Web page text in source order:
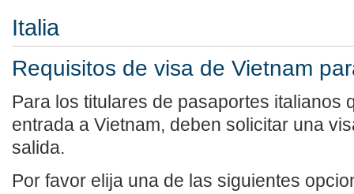
Italia
Requisitos de visa de Vietnam
Para los titulares de pasaportes italianos
entrada a Vietnam, deben solicitar una
salida.
Por favor elija una de las siguientes